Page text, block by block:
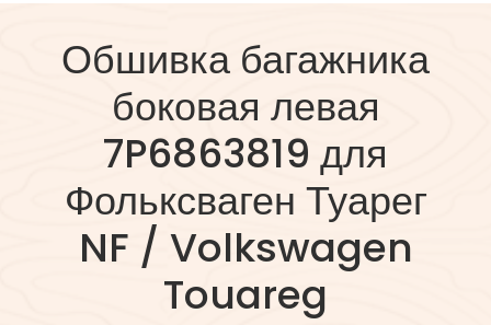
Обшивка багажника
боковая левая
7P6863819 для
Фольксваген Туарег
NF / Volkswagen
Touareg